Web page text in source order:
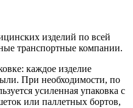
изделий по всей
транспортные компании.
каждое изделие
При необходимости, по
усиленная упаковка с
или паллетных бортов,